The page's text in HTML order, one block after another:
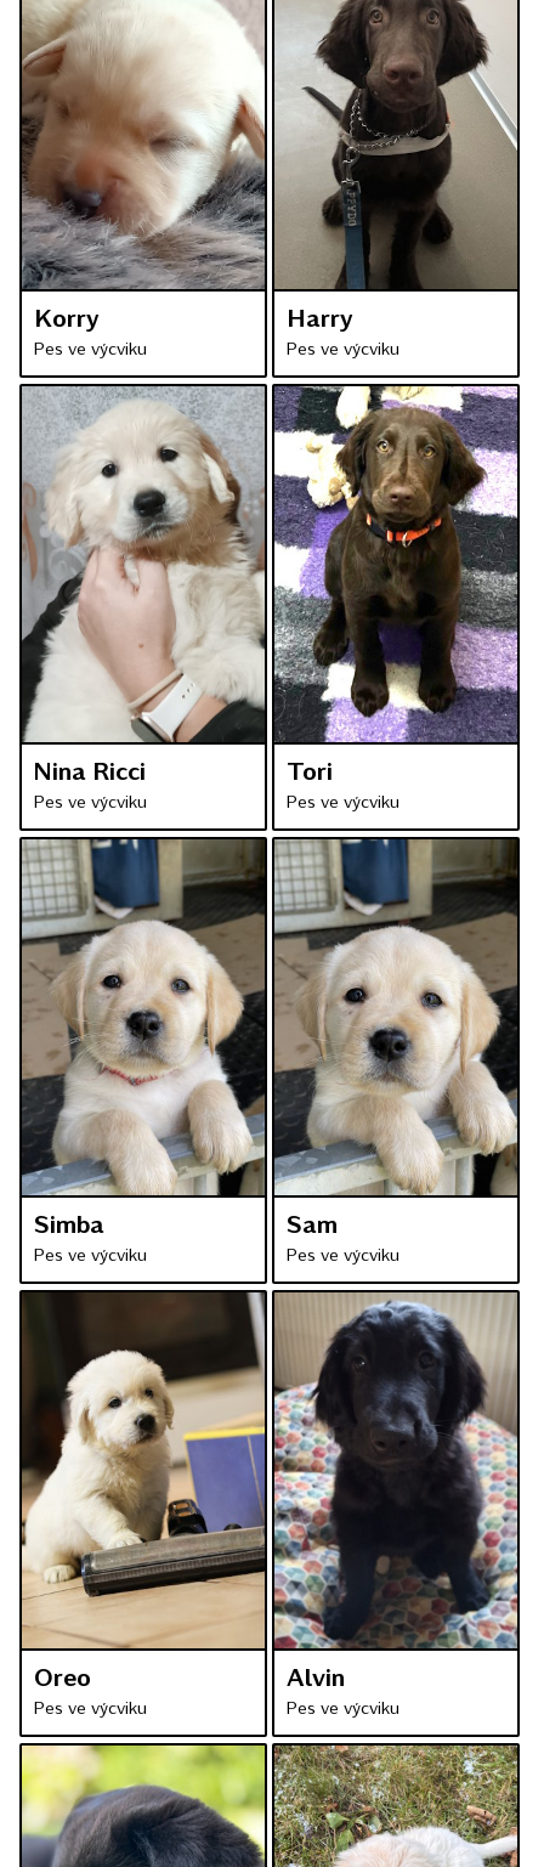
Korry
Pes ve výcviku
Harry
Pes ve výcviku
Nina Ricci
Pes ve výcviku
Tori
Pes ve výcviku
Simba
Pes ve výcviku
Sam
Pes ve výcviku
Oreo
Pes ve výcviku
Alvin
Pes ve výcviku